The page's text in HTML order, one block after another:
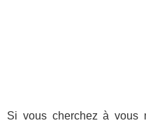
Si vous cherchez à vous